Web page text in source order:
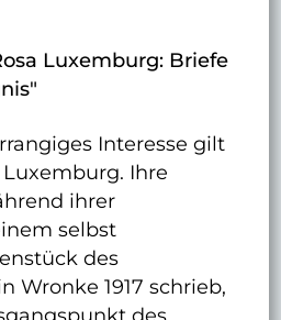
Luxemburg: Briefe
Interesse gilt
Ihre
ihrer
selbst
des
Wronke 1917 schrieb,
des